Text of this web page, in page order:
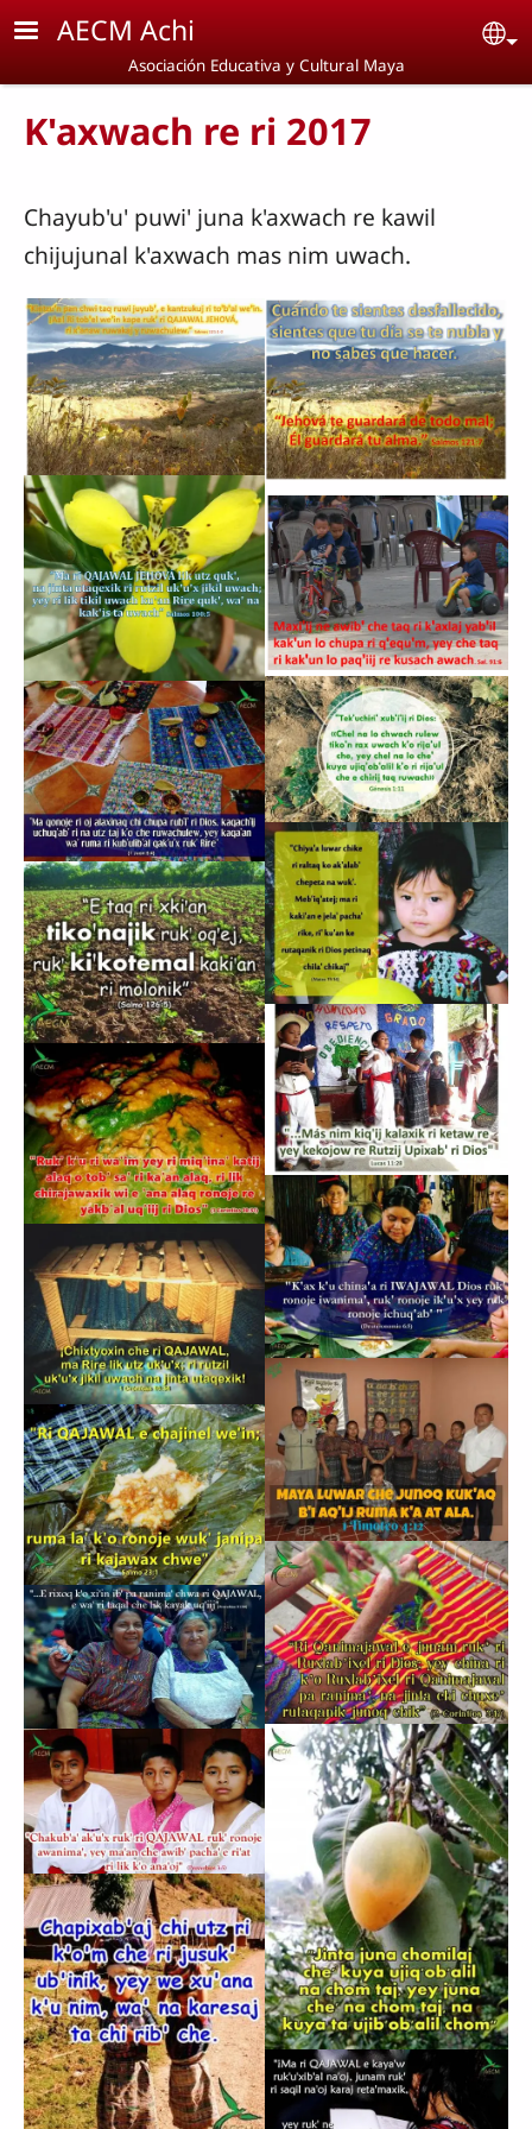
Pasar al contenido principal
AECM Achi
Asociación Educativa y Cultural Maya
K'axwach re ri 2017
Chayub'u' puwi' juna k'axwach re kawil
chijujunal k'axwach mas nim uwach.